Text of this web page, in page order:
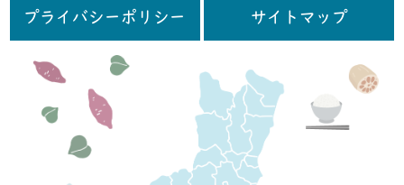
プライバシーポリシー サイトマップ